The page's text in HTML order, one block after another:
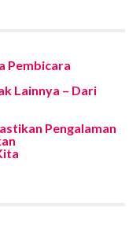
Pembicara
Lainnya – Dari
Pengalaman